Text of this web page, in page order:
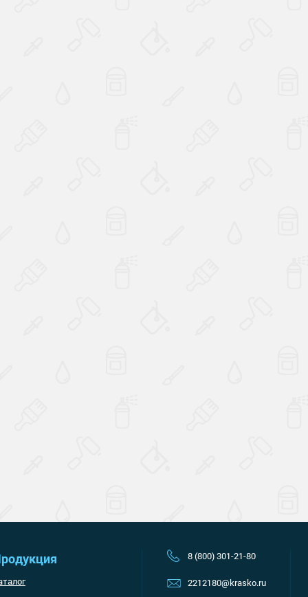
8 (800) 301-21-80
2212180@krasko.ru